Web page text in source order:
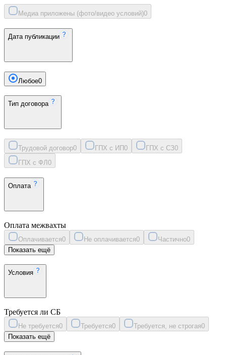
Медиа приложены (фото/видео условий)0
Дата публикации
Любое0
Тип договора
Трудовой договор0 ГПХ с ИП0 ГПХ с СЗ0
ГПХ с ФЛ 0
Оплата
Оплата межвахты
Оплачивается0 Не оплачивается0 Частично0
Показать ещё
Условия
Требуется ли СБ
Не требуется0 Требуется0 Требуется, не строгая0
Показать ещё